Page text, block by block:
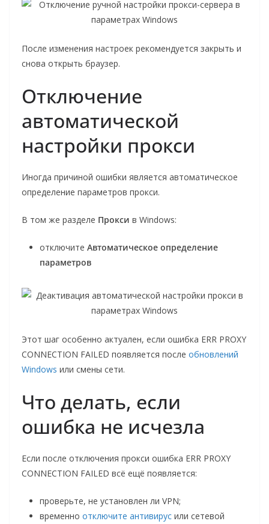
После изменения настроек рекомендуется закрыть и
снова открыть браузер.
Отключение
автоматической
настройки прокси
Иногда причиной ошибки является автоматическое
определение параметров прокси.
В том же разделе Прокси в Windows:
отключите Автоматическое определение
параметров
Этот шаг особенно актуален, если ошибка ERR PROXY
CONNECTION FAILED появляется после обновлений
Windows или смены сети.
Что делать, если
ошибка не исчезла
Если после отключения прокси ошибка ERR PROXY
CONNECTION FAILED всё ещё появляется:
проверьте, не установлен ли VPN;
временно отключите антивирус или сетевой